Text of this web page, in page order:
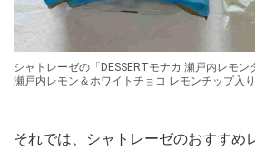
シャトレーゼの「DESSERTモナカ 瀬戸内レモ
瀬戸内レモン＆ホワイトチョコ レモンチップ入り
それでは、シャトレーゼのおすすめ